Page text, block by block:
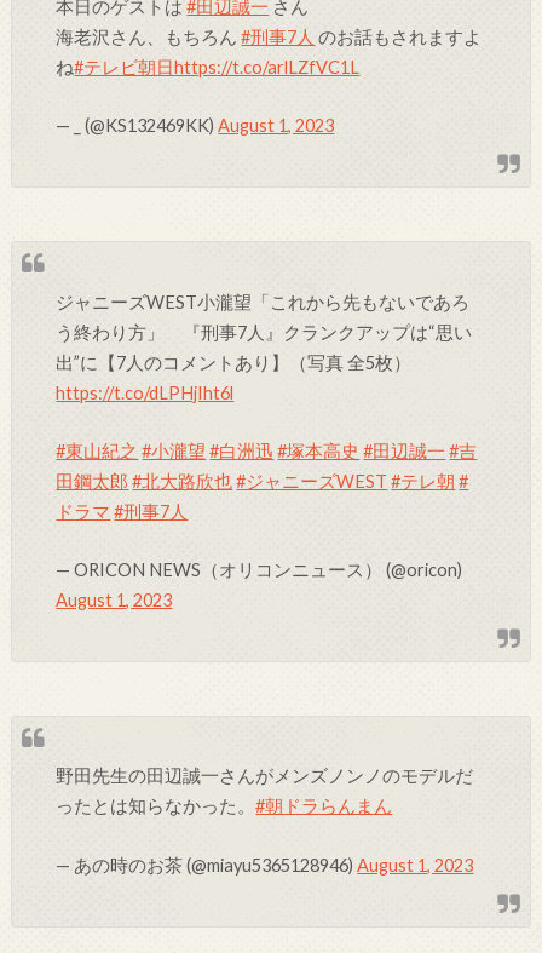
本日のゲストは#田辺誠一 さん
海老沢さん、もちろん#刑事7人 のお話もされますよ
ね#テレビ朝日https://t.co/arlLZfVC1L
— _ (@KS132469KK)August 1, 2023
ジャニーズWEST小瀧望「これから先もないであろ
う終わり方」 『刑事7人』クランクアップは“思い
出”に【7人のコメントあり】（写真 全5枚）
https://t.co/dLPHjIht6l
#東山紀之 #小瀧望 #白洲迅 #塚本高史 #田辺誠一 #吉
田鋼太郎 #北大路欣也 #ジャニーズWEST #テレ朝 #
ドラマ #刑事7人
— ORICON NEWS（オリコンニュース） (@oricon)
August 1, 2023
野田先生の田辺誠一さんがメンズノンノのモデルだ
ったとは知らなかった。#朝ドラらんまん
— あの時のお茶 (@miayu5365128946)August 1, 2023